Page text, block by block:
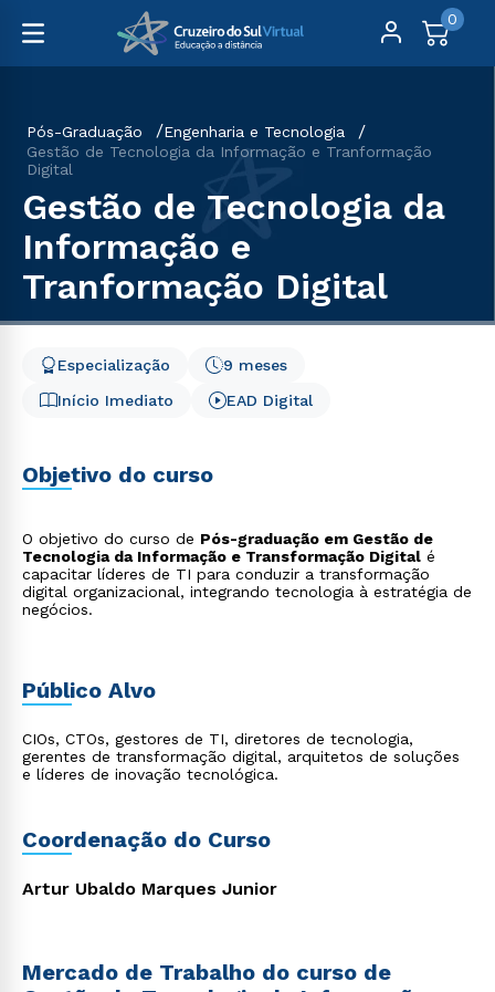
0
Pós-Graduação
Engenharia e Tecnologia
Gestão de Tecnologia da Informação e Tranformação
Digital
Gestão de Tecnologia da
Informação e
Tranformação Digital
Início Imediato
9 meses
Especialização
EAD Digital
Objetivo do curso
O objetivo do curso de Pós-graduação em Gestão de
Tecnologia da Informação e Transformação Digital é
capacitar líderes de TI para conduzir a transformação
digital organizacional, integrando tecnologia à estratégia de
negócios.
Público Alvo
CIOs, CTOs, gestores de TI, diretores de tecnologia,
gerentes de transformação digital, arquitetos de soluções
e líderes de inovação tecnológica.
Coordenação do Curso
Artur Ubaldo Marques Junior
Mercado de Trabalho do curso de